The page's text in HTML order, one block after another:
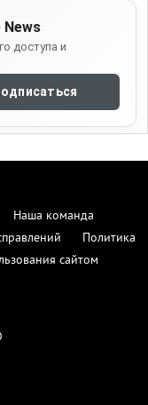
News
доступа и
Наша команда
Политика
сайтом